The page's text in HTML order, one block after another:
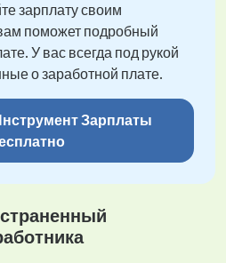
зарплату своим
поможет подробный
У вас всегда под рукой
о заработной плате.
Зарплаты